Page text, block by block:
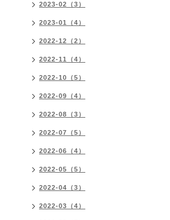
2023-02（3）
2023-01（4）
2022-12（2）
2022-11（4）
2022-10（5）
2022-09（4）
2022-08（3）
2022-07（5）
2022-06（4）
2022-05（5）
2022-04（3）
2022-03（4）